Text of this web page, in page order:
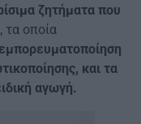
ζητήματα που
τα οποία
και τα
αγωγή.